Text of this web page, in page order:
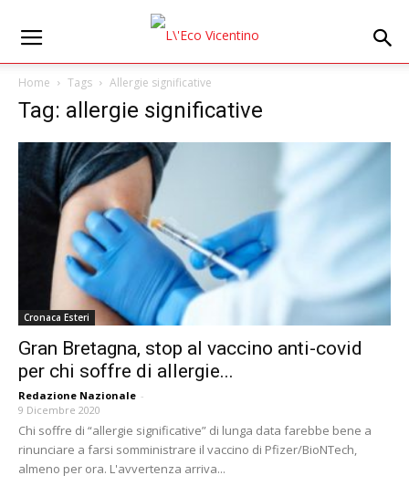
Home Tags Allergie significative
Tag: allergie significative
Cronaca Esteri
Gran Bretagna, stop al vaccino anti-covid
per chi soffre di allergie...
Redazione Nazionale -
9 Dicembre 2020
Chi soffre di “allergie significative” di lunga data farebbe bene a
rinunciare a farsi somministrare il vaccino di Pfizer/BioNTech,
almeno per ora. L'avvertenza arriva...